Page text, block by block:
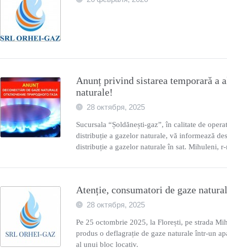
Anunț privind sistarea temporară a
naturalе!
28 октября, 2025
Sucursala “Șoldănești-gaz”, în calitate de
distribuție a gazelor naturale, vă informează
distribuție a gazelor naturale în sat. Mihuleni,
Atenție, consumatori de gaze
28 октября, 2025
Pe 25 octombrie 2025, la Florești, pe strada
produs o deflagrație de gaze naturale într-un
al unui bloc locativ.